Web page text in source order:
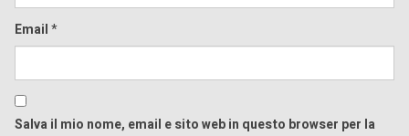
Email*
Salva il mio nome, email e sito web in questo browser per la